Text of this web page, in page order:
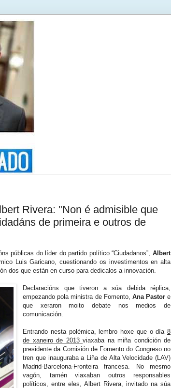
Rivera: "Non é admisible que
de primeira e outros de
públicas do líder do partido político “Ciudadanos”,
Albert
Luis Garicano, cuestionando os investimentos en alta
dos que están en curso para dedicalos a innovación.
Declaracións que tiveron a súa debida réplica,
empezando pola ministra de Fomento, Ana Pastore
que xeraron moito debate nos medios de
comunicación.
Entrando nesta polémica, lembro hoxe que o día 8
de xaneiro de 2013 viaxaba na miña condición de
presidente da Comisión de Fomento do Congreso no
tren que inauguraba a Liña de Alta Velocidade (LAV)
Madrid-Barcelona-Fronteira francesa. No mesmo
vagón, tamén viaxaban outros responsables
políticos, entre eles, Albert Rivera, invitado na súa